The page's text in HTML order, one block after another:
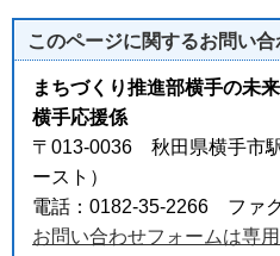
このページに関するお問い合
まちづくり推進部横手の未
横手応援係
〒013-0036 秋田県横手市
ースト）
電話：0182-35-2266 ファ
お問い合わせフォームは専